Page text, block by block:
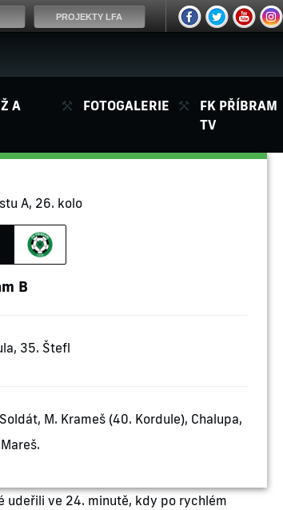
A
FOTOGALERIE
FK PŘÍBRAM
TV
A, 26. kolo
B
35. Štefl
M. Krameš (40. Kordule), Chalupa,
udeřili ve 24. minutě, kdy po rychlém
PROJEKTY LFA